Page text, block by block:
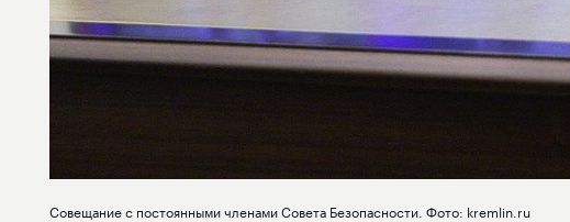
Совещание с постоянными членами Совета Безопасности. Фото: kremlin.ru